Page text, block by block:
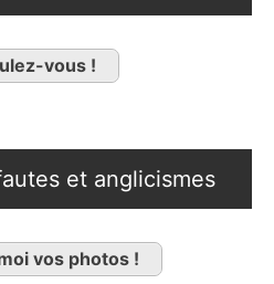
vous !
et anglicismes
vos photos !